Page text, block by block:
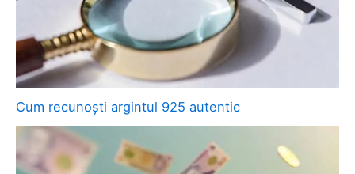
Cum recunoști argintul 925 autentic